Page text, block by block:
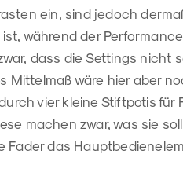
ein, sind jedoch
während der
dass die Settings nicht
Mittelmaß wäre hier aber
vier kleine Stiftpotis für
machen zwar, was sie
Fader das